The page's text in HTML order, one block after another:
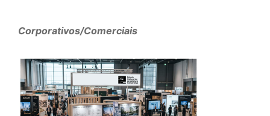
Corporativos/Comerciais